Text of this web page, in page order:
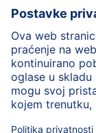
Uvjeti